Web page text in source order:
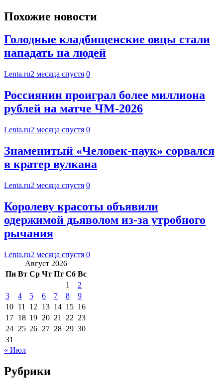
Похожие новости
Голодные кладбищенские овцы стали
нападать на людей
Lenta.ru2 месяца спустя 0
Россиянин проиграл более миллиона
рублей на матче ЧМ-2026
Lenta.ru2 месяца спустя 0
Знаменитый «Человек-паук» сорвался
в кратер вулкана
Lenta.ru2 месяца спустя 0
Королеву красоты объявили
одержимой дьяволом из-за утробного
рычания
Lenta.ru2 месяца спустя 0
Август 2026
Пн Вт Ср Чт Пт Сб Вс
1
2
3
4 5 6 7 8
9
10 11 12 13 14 15 16
17 18 19 20 21 22 23
24 25 26 27 28 29 30
31
« Июл
Рубрики